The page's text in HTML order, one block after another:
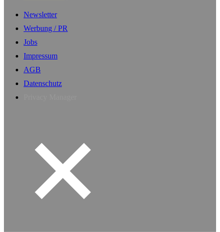
Newsletter
Werbung / PR
Jobs
Impressum
AGB
Datenschutz